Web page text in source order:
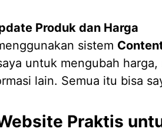
Produk dan Harga
sistem
untuk mengubah
lain. Semua itu bisa
Praktis